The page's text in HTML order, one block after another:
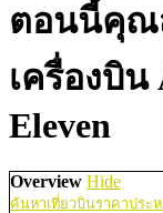
ตอนนี้คุณ
เครื่องบิน
Eleven
Overview Hide
ค้นหาเที่ยวบินราคาประ